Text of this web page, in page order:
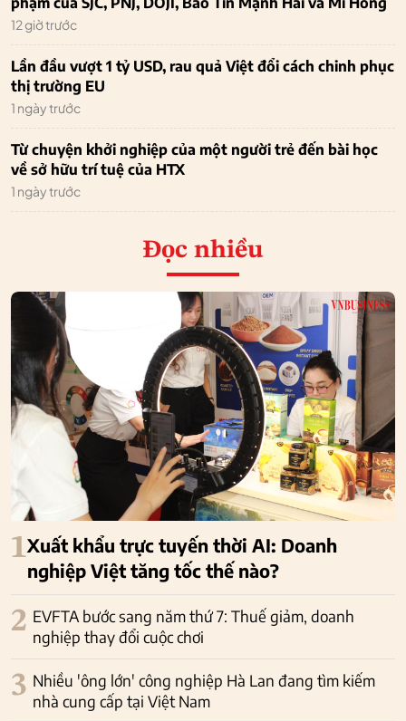
12 giờ trước
Lần đầu vượt 1 tỷ USD, rau quả Việt đổi cách chinh phục
thị trường EU
1 ngày trước
Từ chuyện khởi nghiệp của một người trẻ đến bài học
về sở hữu trí tuệ của HTX
1 ngày trước
Đọc nhiều
1Xuất khẩu trực tuyến thời AI: Doanh
nghiệp Việt tăng tốc thế nào?
2 EVFTA bước sang năm thứ 7: Thuế giảm, doanh
nghiệp thay đổi cuộc chơi
3 Nhiều 'ông lớn' công nghiệp Hà Lan đang tìm kiếm
nhà cung cấp tại Việt Nam